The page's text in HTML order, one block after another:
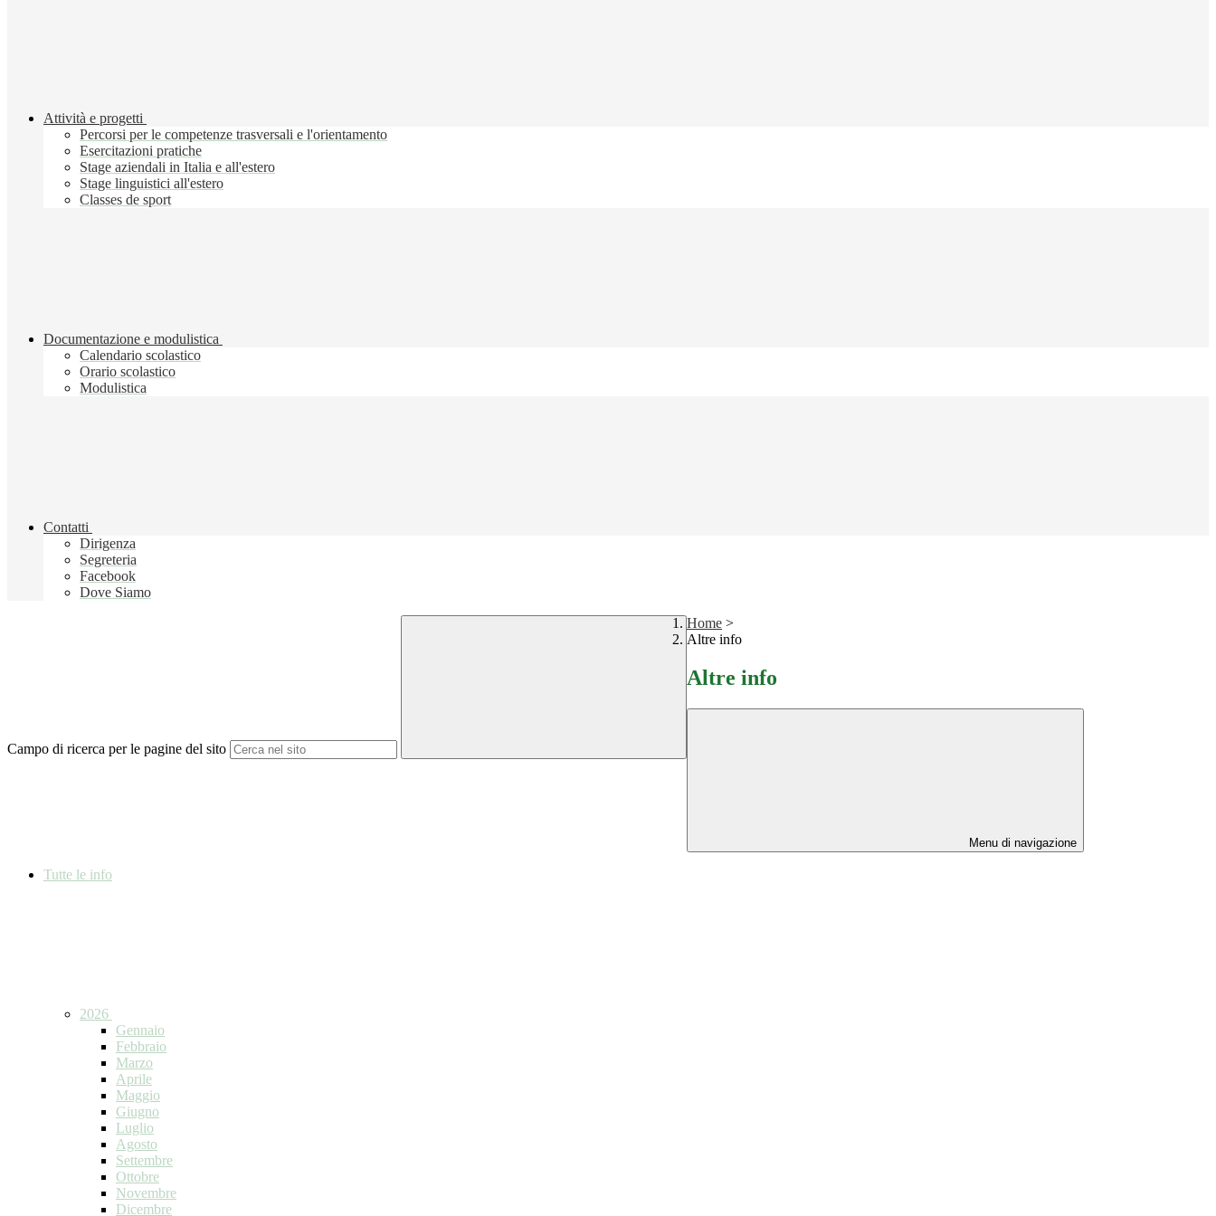
Attività e progetti
Percorsi per le competenze trasversali e l'orientamento
Esercitazioni pratiche
Stage aziendali in Italia e all'estero
Stage linguistici all'estero
Classes de sport
Documentazione e modulistica
Calendario scolastico
Orario scolastico
Modulistica
Contatti
Dirigenza
Segreteria
Facebook
Dove Siamo
Campo di ricerca per le pagine del sito
Home >
Altre info
Altre info
Menu di navigazione
Tutte le info
2026
Gennaio
Febbraio
Marzo
Aprile
Maggio
Giugno
Luglio
Agosto
Settembre
Ottobre
Novembre
Dicembre